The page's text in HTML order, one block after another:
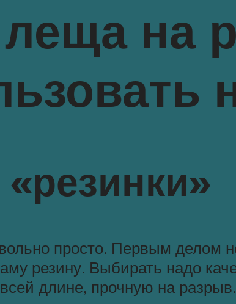
на
просто. Первым делом
резину. Выбирать надо
длине, прочную на разрыв.